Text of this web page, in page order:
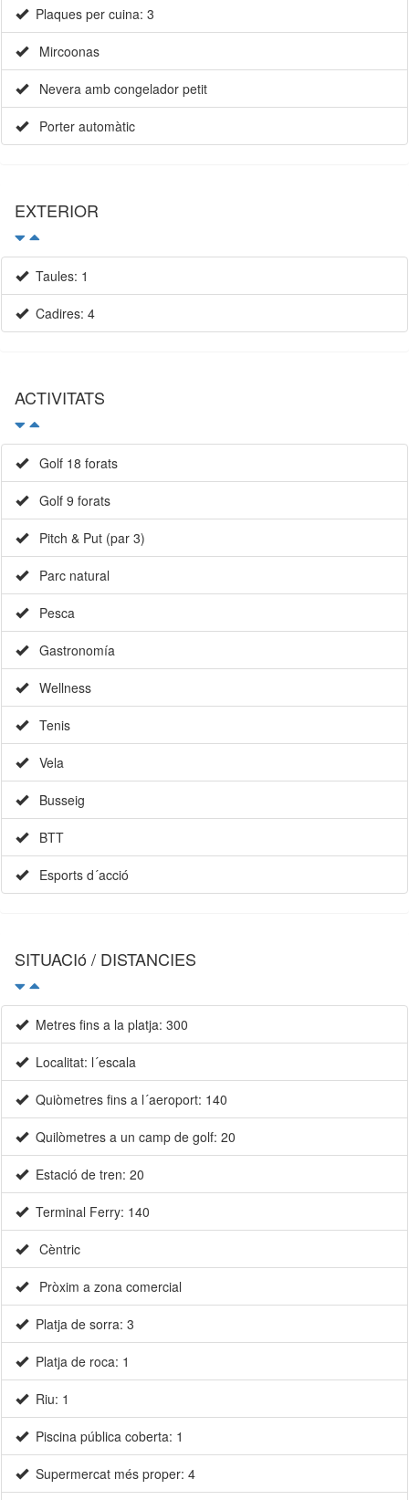
Plaques per cuina: 3
Mircoonas
Nevera amb congelador petit
Porter automàtic
EXTERIOR
Taules: 1
Cadires: 4
ACTIVITATS
Golf 18 forats
Golf 9 forats
Pitch & Put (par 3)
Parc natural
Pesca
Gastronomía
Wellness
Tenis
Vela
Busseig
BTT
Esports d´acció
SITUACIó / DISTANCIES
Metres fins a la platja: 300
Localitat: l´escala
Quiòmetres fins a l´aeroport: 140
Quilòmetres a un camp de golf: 20
Estació de tren: 20
Terminal Ferry: 140
Cèntric
Pròxim a zona comercial
Platja de sorra: 3
Platja de roca: 1
Riu: 1
Piscina pública coberta: 1
Supermercat més proper: 4